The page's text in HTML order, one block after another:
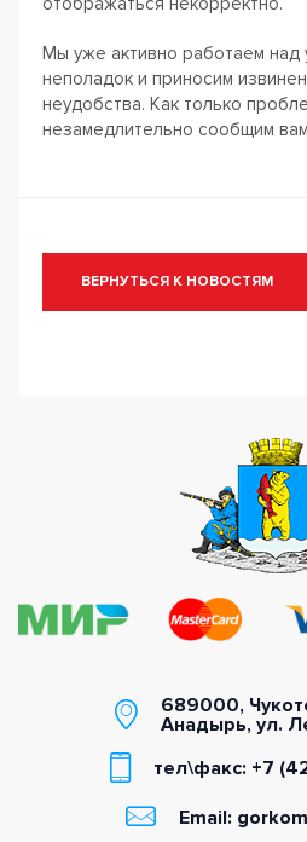
Мы уже активно работаем над
неполадок и приносим
неудобства. Как только
незамедлительно сообщим
ВЕРНУТЬСЯ К НОВОСТЯМ
689000,
Анадырь, ул.
тел\факс: +7
Email: